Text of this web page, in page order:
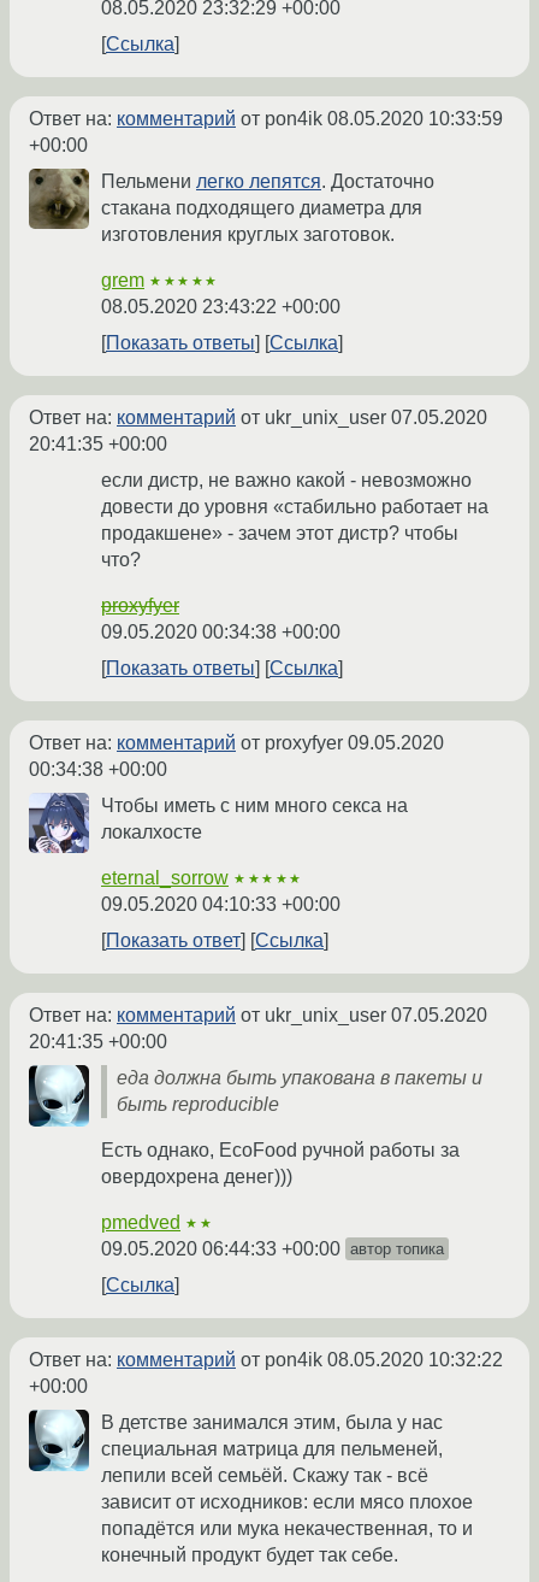
08.05.2020 23:32:29 +00:00
Ссылка
Ответ на: комментарий от pon4ik 08.05.2020 10:33:59
+00:00
Пельмени легко лепятся. Достаточно
стакана подходящего диаметра для
изготовления круглых заготовок.
grem ★★★★★
08.05.2020 23:43:22 +00:00
Показать ответы
Ссылка
Ответ на: комментарий от ukr_unix_user 07.05.2020
20:41:35 +00:00
если дистр, не важно какой - невозможно
довести до уровня «стабильно работает на
продакшене» - зачем этот дистр? чтобы
что?
proxyfyer
09.05.2020 00:34:38 +00:00
Показать ответы
Ссылка
Ответ на: комментарий от proxyfyer 09.05.2020
00:34:38 +00:00
Чтобы иметь с ним много секса на
локалхосте
eternal_sorrow ★★★★★
09.05.2020 04:10:33 +00:00
Показать ответ
Ссылка
Ответ на: комментарий от ukr_unix_user 07.05.2020
20:41:35 +00:00
еда должна быть упакована в пакеты и
быть reproducible
Есть однако, EcoFood ручной работы за
овердохрена денег)))
pmedved ★★
09.05.2020 06:44:33 +00:00 автор топика
Ссылка
Ответ на: комментарий от pon4ik 08.05.2020 10:32:22
+00:00
В детстве занимался этим, была у нас
специальная матрица для пельменей,
лепили всей семьёй. Скажу так - всё
зависит от исходников: если мясо плохое
попадётся или мука некачественная, то и
конечный продукт будет так себе.